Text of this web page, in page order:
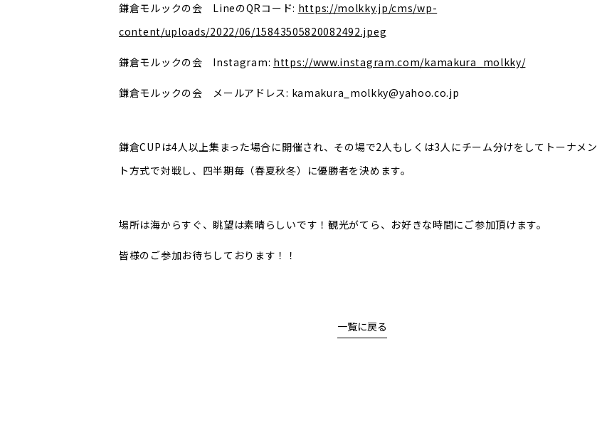
鎌倉モルックの会 LineのQRコード: https://molkky.jp/cms/wp-
content/uploads/2022/06/15843505820082492.jpeg
鎌倉モルックの会 Instagram: https://www.instagram.com/kamakura_molkky/
鎌倉モルックの会 メールアドレス: kamakura_molkky@yahoo.co.jp
鎌倉CUPは4人以上集まった場合に開催され、その場で2人もしくは3人にチーム分けをしてトーナメン
ト方式で対戦し、四半期毎（春夏秋冬）に優勝者を決めます。
場所は海からすぐ、眺望は素晴らしいです！観光がてら、お好きな時間にご参加頂けます。
皆様のご参加お待ちしております！！
一覧に戻る